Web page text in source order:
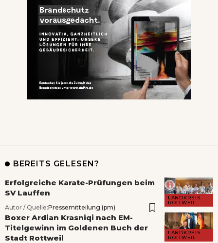
BEREITS GELESEN?
LANDKREIS
ROTTWEIL
Erfolgreiche Karate-Prüfungen beim
SV Lauffen
Autor / Quelle:Pressemitteilung (pm)
LANDKREIS
ROTTWEIL
Boxer Ardian Krasniqi nach EM-
Titelgewinn im Goldenen Buch der
Stadt Rottweil